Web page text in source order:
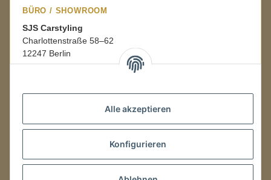
Alle akzeptieren
Konfigurieren
BÜRO / SHOWROOM
SJS Carstyling
Charlottenstraße 58–62
12247 Berlin
08:00–16:00 Uhr
LAGER / RETOUREN
Packmonster Fulfillment
SJS Carstyling Lager